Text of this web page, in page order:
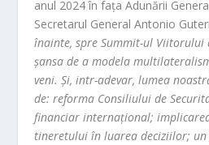
anul 2024 în fața Adunării
Secretarul General Antonio
înainte, spre Summit-ul Viitorului
șansa de a modela
veni. Și, intr-adevar, lumea
de: reforma Consiliului de
financiar internațional;
tineretului în luarea deciziilor;